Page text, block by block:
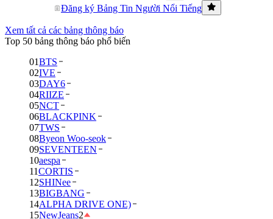
Đăng ký Bảng Tin Người Nổi Tiếng
Xem tất cả các bảng thông báo
Top 50 bảng thông báo phổ biến
01BTS
02IVE
03DAY6
04RIIZE
05NCT
06BLACKPINK
07TWS
08Byeon Woo-seok
09SEVENTEEN
10aespa
11CORTIS
12SHINee
13BIGBANG
14ALPHA DRIVE ONE)
15NewJeans2